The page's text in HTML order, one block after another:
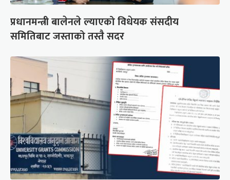
प्रधानमन्त्री बालेनले ल्याएको विधेयक संसदीय
समितिबाट जस्ताको तस्तै सदर